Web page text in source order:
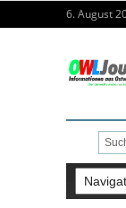
6. August